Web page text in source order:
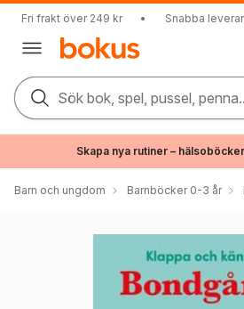
Fri frakt över 249 kr • Snabba
Sök bok, spel, pussel,
Skapa nya rutiner –
Barn och ungdom Barnböcker 0-3 år